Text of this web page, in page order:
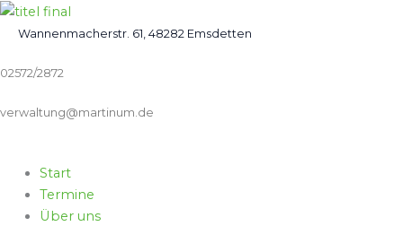
Zum
InhaltWannenmacherstr. 61, 48282 Emsdetten
02572/2872
verwaltung@martinum.de
Start
Termine
Über uns